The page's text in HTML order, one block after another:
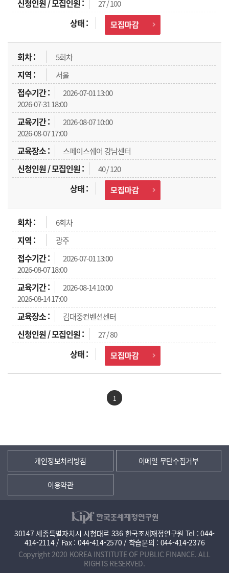
27 / 100
모집마감
5회차
서울
2026-07-01 13:00
2026-07-31 18:00
2026-08-07 10:00
2026-08-07 17:00
스페이스쉐어 강남센터
40 / 120
모집마감
6회차
광주
2026-07-01 13:00
2026-08-07 18:00
2026-08-14 10:00
2026-08-14 17:00
김대중컨벤션센터
27 / 80
모집마감
1
개인정보처리방침 이메일 무단수집거부
이용약관
30147 세종특별자치시 시청대로 336 한국조세재정연구원 Tel : 044-
414-2114 / Fax : 044-414-2570 / 학습문의 : 044-414-2376
Copyright 2020 KOREA INSTITUTE OF PUBLIC FINANCE. ALL
RIGHTS RESERVED.